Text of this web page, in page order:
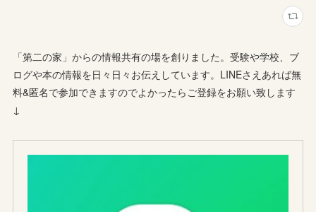
「第二の家」からの情報共有の場を創りました。受験や学校、ブ
ログや本の情報を日々日々お伝えしています。LINEさえあれば無
料&匿名で参加できますのでよかったらご登録をお願い致します
↓